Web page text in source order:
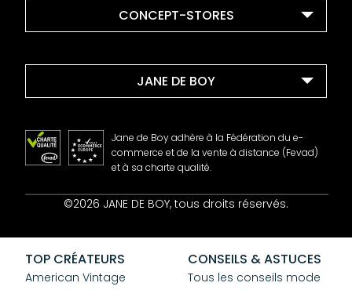
CONCEPT-STORES
JANE DE BOY
Contact
CGV
Confidentialité
Cookies
Jane de Boy adhère à la Fédération du e-
commerce et de la vente à distance (Fevad)
et à sa charte qualité.
©2026 JANE DE BOY, tous droits réservés.
TOP CRÉATEURS
American Vintage
CONSEILS & ASTUCES
Tous les conseils mode